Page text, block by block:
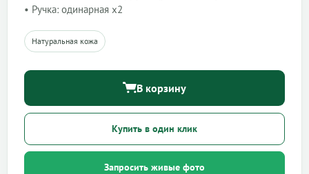
• Ручка: одинарная x2
Натуральная кожа
В корзину
Купить в один клик
Запросить живые фото